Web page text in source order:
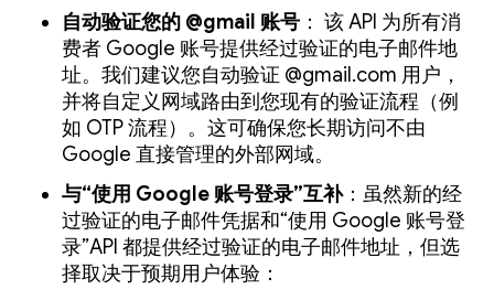
自动验证您的 @gmail 账号 ： 该 API 为所有消
费者 Google 账号提供经过验证的电子邮件地
址。我们建议您自动验证 @gmail.com 用户，
并将自定义网域路由到您现有的验证流程（例
如 OTP 流程）。这可确保您长期访问不由
Google 直接管理的外部网域。
与“使用 Google 账号登录”互补：虽然新的经
过验证的电子邮件凭据和“使用 Google 账号登
录”API 都提供经过验证的电子邮件地址，但选
择取决于预期用户体验：